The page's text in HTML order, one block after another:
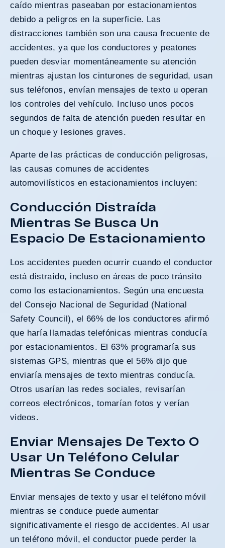
caído mientras paseaban por estacionamientos
debido a peligros en la superficie. Las
distracciones también son una causa frecuente de
accidentes, ya que los conductores y peatones
pueden desviar momentáneamente su atención
mientras ajustan los cinturones de seguridad, usan
sus teléfonos, envían mensajes de texto u operan
los controles del vehículo. Incluso unos pocos
segundos de falta de atención pueden resultar en
un choque y lesiones graves.
Aparte de las prácticas de conducción peligrosas,
las causas comunes de accidentes
automovilísticos en estacionamientos incluyen:
Conducción Distraída
Mientras Se Busca Un
Espacio De Estacionamiento
Los accidentes pueden ocurrir cuando el conductor
está distraído, incluso en áreas de poco tránsito
como los estacionamientos. Según unaencuesta
del Consejo Nacional de Seguridad (National
Safety Council), el 66% de los conductores afirmó
que haría llamadas telefónicas mientras conducía
por estacionamientos. El 63% programaría sus
sistemas GPS, mientras que el 56% dijo que
enviaría mensajes de texto mientras conducía.
Otros usarían las redes sociales, revisarían
correos electrónicos, tomarían fotos y verían
videos.
Enviar Mensajes De Texto O
Usar Un Teléfono Celular
Mientras Se Conduce
Enviar mensajes de texto y usar el teléfono móvil
mientras se conduce puede aumentar
significativamente el riesgo de accidentes. Al usar
un teléfono móvil, el conductor puede perder la